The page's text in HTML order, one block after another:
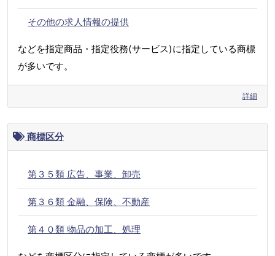
その他の求人情報の提供
などを指定商品・指定役務(サービス)に指定している商標
が多いです。
詳細
商標区分
第３５類 広告、事業、卸売
第３６類 金融、保険、不動産
第４０類 物品の加工、処理